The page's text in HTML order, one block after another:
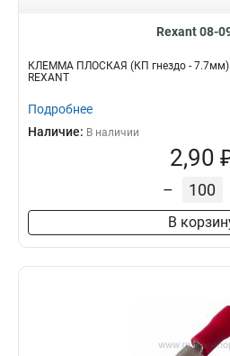
Rexant 08-
КЛЕММА ПЛОСКАЯ (КП гнездо - 7.7мм)
REXANT
Подробнее
Наличие: В наличии
2,90
–
В